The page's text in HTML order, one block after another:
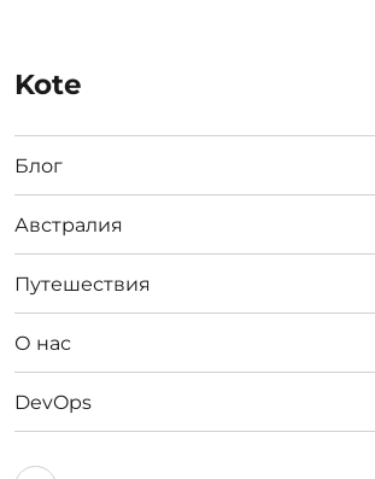
Kote
Блог
Австралия
Путешествия
О нас
DevOps